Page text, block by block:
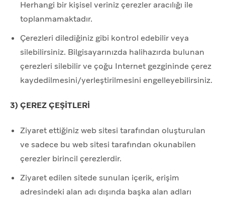
Herhangi bir kişisel veriniz çerezler aracılığı ile
toplanmamaktadır.
Çerezleri dilediğiniz gibi kontrol edebilir veya
silebilirsiniz. Bilgisayarınızda halihazırda bulunan
çerezleri silebilir ve çoğu Internet gezgininde çerez
kaydedilmesini/yerleştirilmesini engelleyebilirsiniz.
3) ÇEREZ ÇEŞİTLERİ
Ziyaret ettiğiniz web sitesi tarafından oluşturulan
ve sadece bu web sitesi tarafından okunabilen
çerezler birincil çerezlerdir.
Ziyaret edilen sitede sunulan içerik, erişim
adresindeki alan adı dışında başka alan adları